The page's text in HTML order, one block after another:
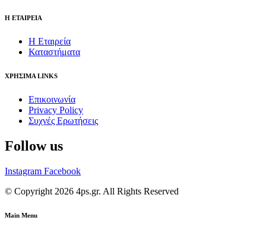
Η ΕΤΑΙΡΕΙΑ
Η Εταιρεία
Καταστήματα
ΧΡΗΣΙΜΑ LINKS
Επικοινωνία
Privacy Policy
Συχνές Ερωτήσεις
Follow us
Instagram Facebook
© Copyright 2026 4ps.gr. All Rights Reserved
Main Menu